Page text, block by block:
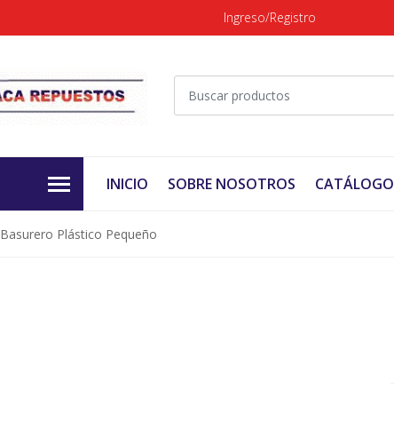
Ingreso/Registro
INICIO SOBRE NOSOTROS CATÁLOGO
Basurero Plástico Pequeño